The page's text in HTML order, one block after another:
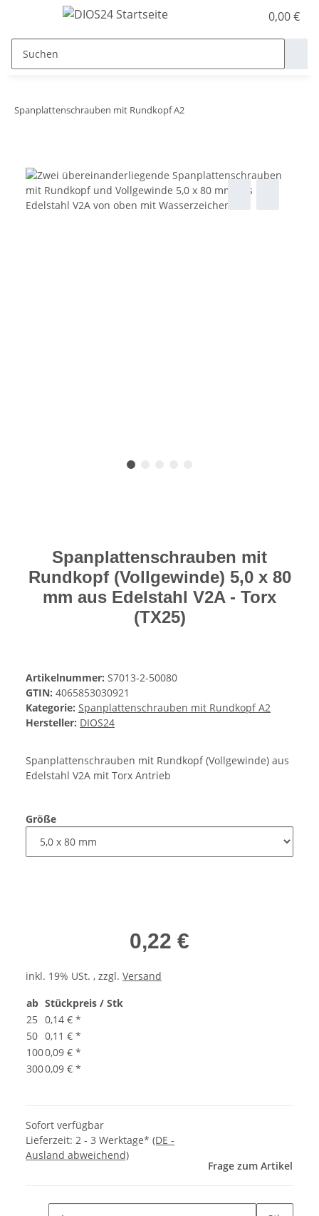
0,00 €
Spanplattenschrauben mit Rundkopf A2
Spanplattenschrauben mit
Rundkopf (Vollgewinde) 5,0 x 80
mm aus Edelstahl V2A - Torx
(TX25)
Artikelnummer: S7013-2-50080
GTIN: 4065853030921
Kategorie: Spanplattenschrauben mit Rundkopf A2
Hersteller: DIOS24
Spanplattenschrauben mit Rundkopf (Vollgewinde) aus
Edelstahl V2A mit Torx Antrieb
Größe
0,22 €
inkl. 19% USt. , zzgl. Versand
ab Stückpreis / Stk
25 0,14 € *
50 0,11 € *
1000,09 € *
3000,09 € *
Sofort verfügbar
Lieferzeit: 2 - 3 Werktage* (DE -
Ausland abweichend)
Frage zum Artikel